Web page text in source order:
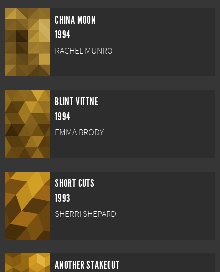
CHINA MOON
1994
RACHEL MUNRO
BLINT VITTNE
1994
EMMA BRODY
SHORT CUTS
1993
SHERRI SHEPARD
ANOTHER STAKEOUT